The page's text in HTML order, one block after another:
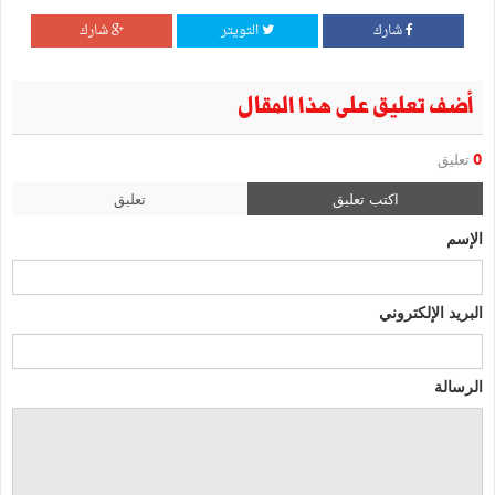
شارك التويتر شارك
أضف تعليق على هذا المقال
0 تعليق
اكتب تعليق تعليق
الإسم
البريد الإلكتروني
الرسالة